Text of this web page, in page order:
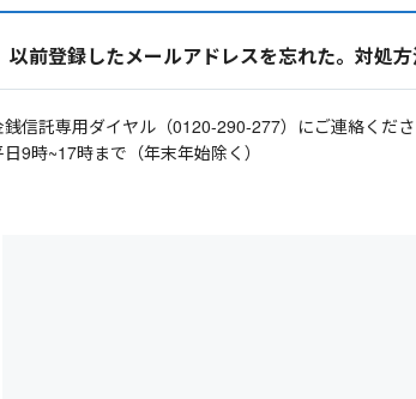
以前登録したメールアドレスを忘れた。対処方
信託専用ダイヤル（0120-290-277）にご連絡くださ
9時~17時まで（年末年始除く）